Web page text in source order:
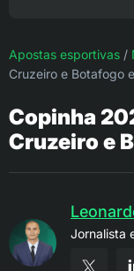
Apostas esportivas /
Cruzeiro e Botafogo
Copinha
Cruzeiro e
Jornalista